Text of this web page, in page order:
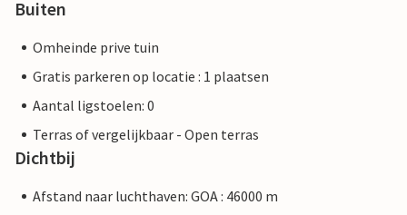
Buiten
Omheinde prive tuin
Gratis parkeren op locatie : 1 plaatsen
Aantal ligstoelen: 0
Terras of vergelijkbaar - Open terras
Dichtbij
Afstand naar luchthaven: GOA : 46000 m